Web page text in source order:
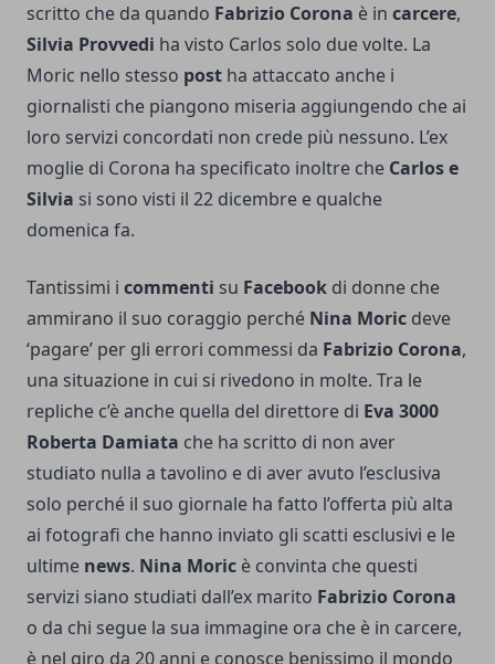
scritto che da quando Fabrizio Corona è in carcere,
Silvia Provvedi ha visto Carlos solo due volte. La
Moric nello stesso post ha attaccato anche i
giornalisti che piangono miseria aggiungendo che ai
loro servizi concordati non crede più nessuno. L’ex
moglie di Corona ha specificato inoltre che Carlos e
Silvia si sono visti il 22 dicembre e qualche
domenica fa.
Tantissimi i commenti su Facebook di donne che
ammirano il suo coraggio perché Nina Moric deve
‘pagare’ per gli errori commessi da Fabrizio Corona,
una situazione in cui si rivedono in molte. Tra le
repliche c’è anche quella del direttore di Eva 3000
Roberta Damiata che ha scritto di non aver
studiato nulla a tavolino e di aver avuto l’esclusiva
solo perché il suo giornale ha fatto l’offerta più alta
ai fotografi che hanno inviato gli scatti esclusivi e le
ultime news. Nina Moric è convinta che questi
servizi siano studiati dall’ex marito Fabrizio Corona
o da chi segue la sua immagine ora che è in carcere,
è nel giro da 20 anni e conosce benissimo il mondo